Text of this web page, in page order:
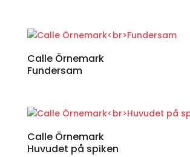
Calle Örnemark
Fundersam
Calle Örnemark
Huvudet på spiken